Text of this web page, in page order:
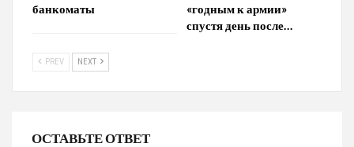
банкоматы
«годным к армии»
спустя день после…
PREV NEXT
ОСТАВЬТЕ ОТВЕТ